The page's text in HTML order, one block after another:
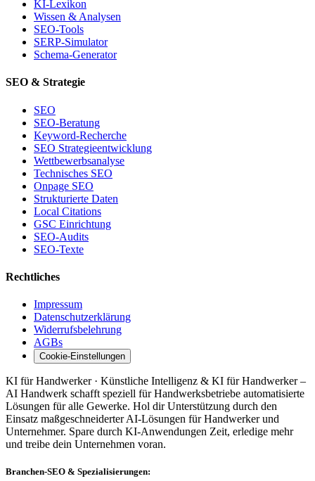
KI-Lexikon
Wissen & Analysen
SEO-Tools
SERP-Simulator
Schema-Generator
SEO & Strategie
SEO
SEO-Beratung
Keyword-Recherche
SEO Strategieentwicklung
Wettbewerbsanalyse
Technisches SEO
Onpage SEO
Strukturierte Daten
Local Citations
GSC Einrichtung
SEO-Audits
SEO-Texte
Rechtliches
Impressum
Datenschutzerklärung
Widerrufsbelehrung
AGBs
Cookie-Einstellungen
KI für Handwerker · Künstliche Intelligenz & KI für Handwerker –
AI Handwerk schafft speziell für Handwerksbetriebe automatisierte
Lösungen für alle Gewerke. Hol dir Unterstützung durch den
Einsatz maßgeschneiderter AI-Lösungen für Handwerker und
Unternehmer. Spare durch KI-Anwendungen Zeit, erledige mehr
und treibe dein Unternehmen voran.
Branchen-SEO & Spezialisierungen: